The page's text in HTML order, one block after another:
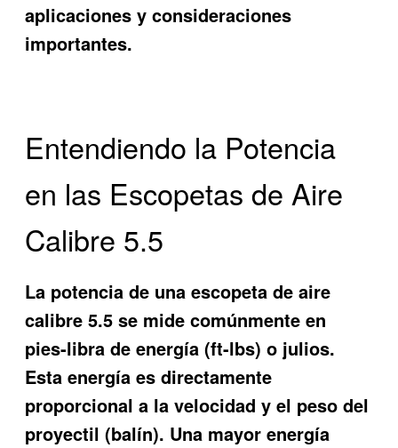
aplicaciones y consideraciones
importantes.
Entendiendo la Potencia
en las Escopetas de Aire
Calibre 5.5
La potencia de una escopeta de aire
calibre 5.5 se mide comúnmente en
pies-libra de energía (ft-lbs) o julios.
Esta energía es directamente
proporcional a la velocidad y el peso del
proyectil (balín). Una mayor energía